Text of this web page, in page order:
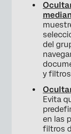
del
y
Evita
en las
filtros